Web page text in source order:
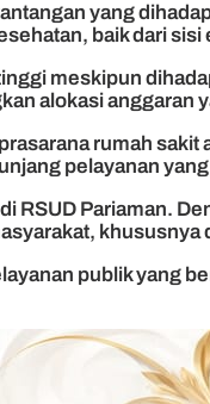
yang
baik dari
meskipun
alokasi anggaran
rumah sakit
pelayanan
Pariaman.
khususnya
publik yang